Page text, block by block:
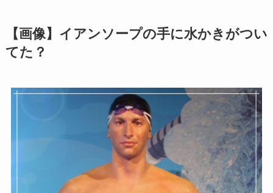
【画像】イアンソープの手に水かきがつい
てた？